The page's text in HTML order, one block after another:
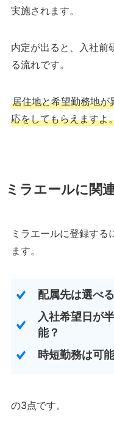
実施されます。
内定が出ると、入社前
る流れです。
居住地と希望勤務地
応をしてもらえますよ
ミラエールに関
ミラエールに登録する
ます。
配属先は選べ
入社希望日が
能？
時短勤務は可
の3点です。